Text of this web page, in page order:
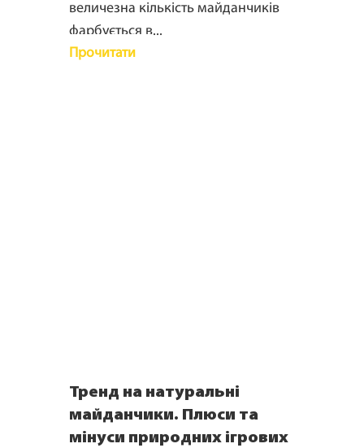
величезна кількість майданчиків
фарбується в...
Прочитати
Тренд на натуральні
майданчики. Плюси та
мінуси природних ігрових